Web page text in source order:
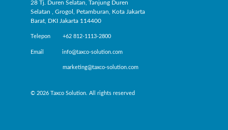
28 Tj. Duren Selatan, Tanjung Duren
Selatan , Grogol, Petamburan, Kota Jakarta
Barat, DKI Jakarta 114400
Telepon +62 812-1113-2800
Email info@taxco-solution.com
marketing@taxco-solution.com
© 2026 Taxco Solution. All rights reserved